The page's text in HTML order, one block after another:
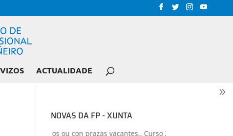
ACTUALIDADE
NOVAS DA FP - XUNTA
liberados ou con prazas vacantes.. Curso 2026-2027